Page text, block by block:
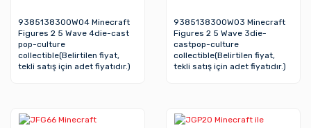
9385138300W04 Minecraft
Figures 2 5 Wave 4die-cast
pop-culture
collectible(Belirtilen fiyat,
tekli satış için adet fiyatıdır.)
9385138300W03 Minecraft
Figures 2 5 Wave 3die-
castpop-culture
collectible(Belirtilen fiyat,
tekli satış için adet fiyatıdır.)